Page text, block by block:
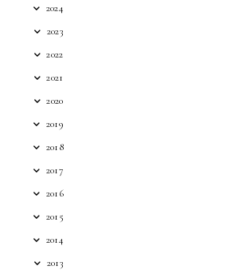
2024
2023
2022
2021
2020
2019
2018
2017
2016
2015
2014
2013